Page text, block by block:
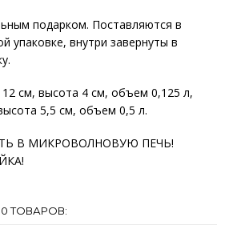
подарком. Поставляются в
упаковке, внутри завернуты в
см, высота 4 см, объем 0,125 л,
5,5 см, объем 0,5 л.
В МИКРОВОЛНОВУЮ ПЕЧЬ!
ТОВАРОВ: